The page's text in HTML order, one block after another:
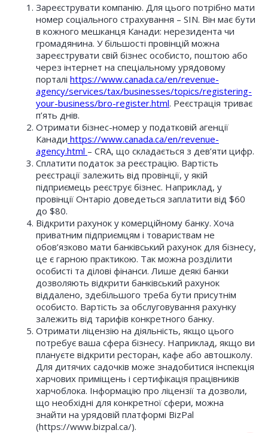
Зареєструвати компанію. Для цього потрібно мати
номер соціального страхування – SIN. Він має бути
в кожного мешканця Канади: нерезидента чи
громадянина. У більшості провінцій можна
зареєструвати свій бізнес особисто, поштою або
через інтернет на спеціальному урядовому
порталі https://www.canada.ca/en/revenue-
agency/services/tax/businesses/topics/registering-
your-business/bro-register.html. Реєстрація триває
п’ять днів.
Отримати бізнес-номер у податковій агенції
Канади https://www.canada.ca/en/revenue-
agency.html – CRA, що складається з дев’яти цифр.
Сплатити податок за реєстрацію. Вартість
реєстрації залежить від провінції, у якій
підприємець реєструє бізнес. Наприклад, у
провінції Онтаріо доведеться заплатити від $60
до $80.
Відкрити рахунок у комерційному банку. Хоча
приватним підприємцям і товариствам не
обов’язково мати банківський рахунок для бізнесу,
це є гарною практикою. Так можна розділити
особисті та ділові фінанси. Лише деякі банки
дозволяють відкрити банківський рахунок
віддалено, здебільшого треба бути присутнім
особисто. Вартість за обслуговування рахунку
залежить від тарифів конкретного банку.
Отримати ліцензію на діяльність, якщо цього
потребує ваша сфера бізнесу. Наприклад, якщо ви
плануєте відкрити ресторан, кафе або автошколу.
Для дитячих садочків може знадобитися інспекція
харчових приміщень і сертифікація працівників
харчоблока. Інформацію про ліцензії та дозволи,
що необхідні для конкретної сфери, можна
знайти на урядовій платформі BizPal
(https://www.bizpal.ca/).